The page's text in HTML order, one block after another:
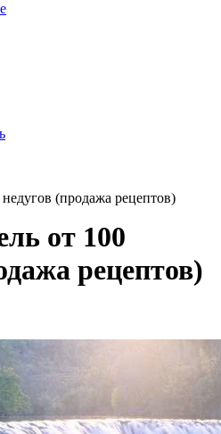
(продажа рецептов)
от 100
рецептов)